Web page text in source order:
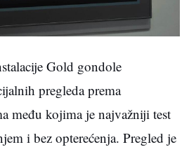
Gold gondole
pregleda prema
među kojima je najvažniji test
i bez opterećenja. Pregled je